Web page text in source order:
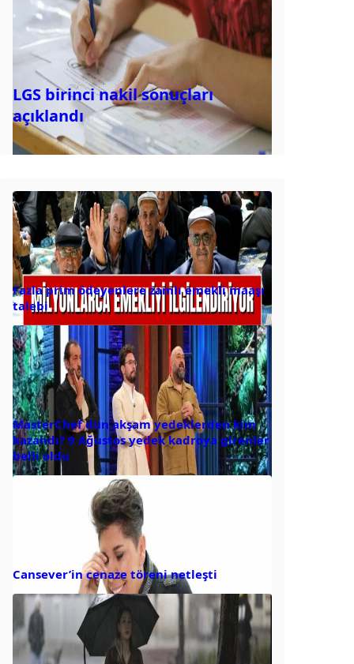
LGS birinci nakil sonuçları
açıklandı
Fazla prim ödeyenlere zamlı emekli maaşı
talebi
MasterChef dün akşam yedeklerden kim
kazandı? 9 Ağustos yedek kadroya girenler
belli oldu
Cansever’in cenaze töreni netleşti